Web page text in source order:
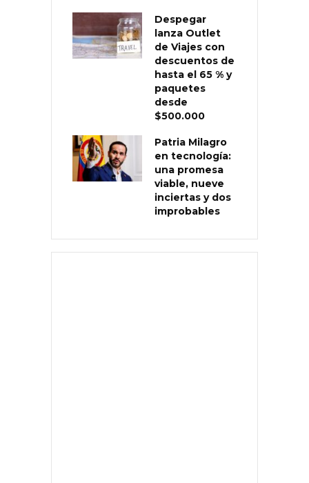
Despegar
lanza Outlet
de Viajes con
descuentos de
hasta el 65 % y
paquetes
desde
$500.000
Patria Milagro
en tecnología:
una promesa
viable, nueve
inciertas y dos
improbables